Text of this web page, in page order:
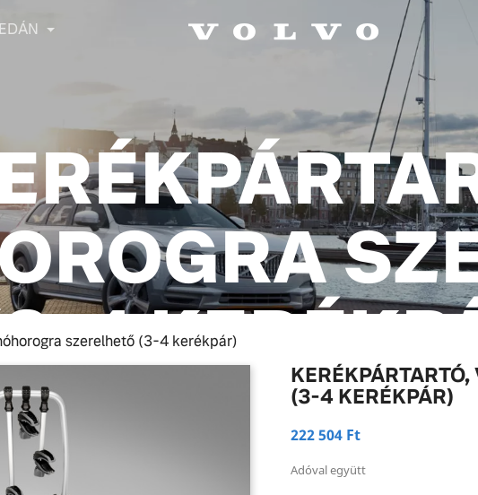
4
szerelhető (3-4 kerékpár)
(3-4 KERÉKPÁR)
222 504 Ft
Adóval együtt